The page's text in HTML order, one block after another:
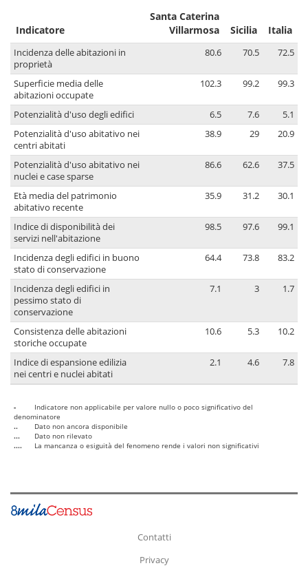
Indicatore
Santa Caterina
Villarmosa
Sicilia Italia
Incidenza delle abitazioni in
proprietà
80.6 70.5 72.5
Superficie media delle
abitazioni occupate
102.3 99.2 99.3
Potenzialità d'uso degli edifici 6.5 7.6
5.1
Potenzialità d'uso abitativo nei
centri abitati
38.9 29 20.9
Potenzialità d'uso abitativo nei
nuclei e case sparse
86.6 62.6 37.5
Età media del patrimonio
abitativo recente
35.9 31.2 30.1
Indice di disponibilità dei
servizi nell'abitazione
98.5 97.6 99.1
Incidenza degli edifici in buono
stato di conservazione
64.4 73.8 83.2
Incidenza degli edifici in
pessimo stato di
conservazione
7.1 3 1.7
Consistenza delle abitazioni
storiche occupate
10.6 5.3 10.2
Indice di espansione edilizia
nei centri e nuclei abitati
2.1 4.6 7.8
-
Indicatore non applicabile per valore nullo o poco significativo del
denominatore
..
Dato non ancora disponibile
...
Dato non rilevato
....
La mancanza o esiguità del fenomeno rende i valori non significativi
Contatti
Privacy